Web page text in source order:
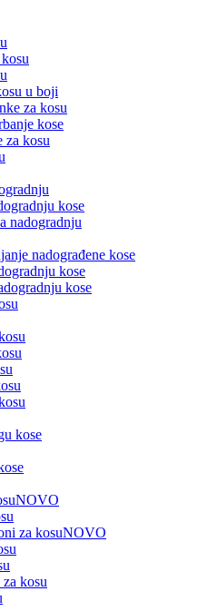
u boji
za kosu
kose
za kosu
kose
nadogradnju
nadograđene kose
kose
kose
kose
NOVO
za kosuNOVO
za kosu